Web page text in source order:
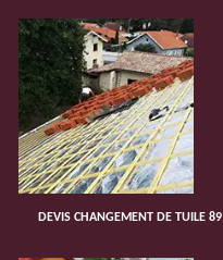
DEVIS CHANGEMENT DE TUILE 89